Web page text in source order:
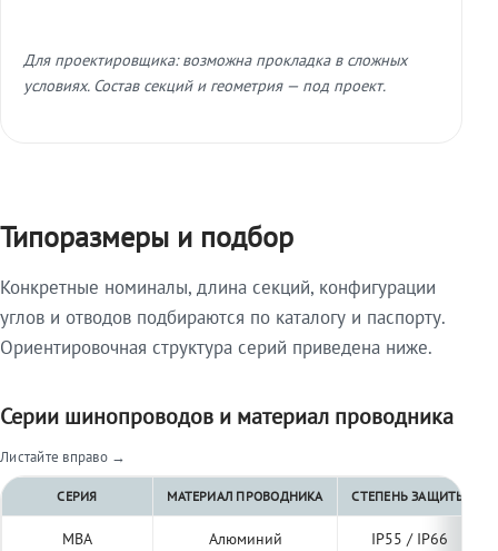
Для проектировщика: возможна прокладка в сложных
условиях. Состав секций и геометрия — под проект.
Типоразмеры и подбор
Конкретные номиналы, длина секций, конфигурации
углов и отводов подбираются по каталогу и паспорту.
Ориентировочная структура серий приведена ниже.
Серии шинопроводов и материал проводника
Листайте вправо →
СЕРИЯ МАТЕРИАЛ ПРОВОДНИКА СТЕПЕНЬ ЗАЩИТЫ
МВА Алюминий IP55 / IP66